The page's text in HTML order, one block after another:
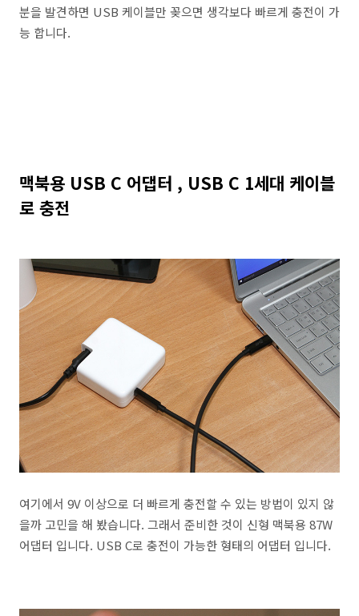
분을 발견하면 USB 케이블만 꽂으면 생각보다 빠르게 충전이 가
능 합니다.
맥북용 USB C 어댑터 , USB C 1세대 케이블
로 충전
여기에서 9V 이상으로 더 빠르게 충전할 수 있는 방법이 있지 않
을까 고민을 해 봤습니다. 그래서 준비한 것이 신형 맥북용 87W
어댑터 입니다. USB C로 충전이 가능한 형태의 어댑터 입니다.